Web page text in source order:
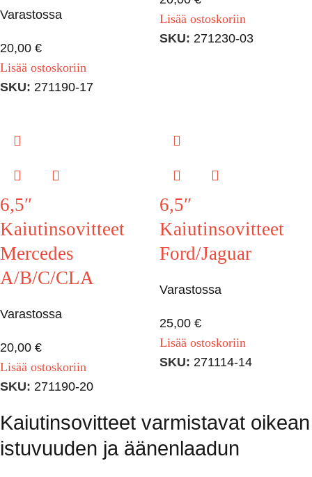
Varastossa
20,00 €
Lisää ostoskoriin
SKU: 271190-17
Lisää ostoskoriin
SKU: 271230-03
6,5″
Kaiutinsovitteet
Mercedes
A/B/C/CLA
Varastossa
20,00 €
Lisää ostoskoriin
SKU: 271190-20
6,5″
Kaiutinsovitteet
Ford/Jaguar
Varastossa
25,00 €
Lisää ostoskoriin
SKU: 271114-14
Kaiutinsovitteet varmistavat oikean
istuvuuden ja äänenlaadun